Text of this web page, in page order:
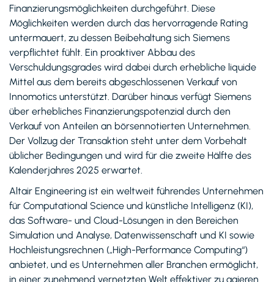
Finanzierungsmöglichkeiten durchgeführt. Diese
Möglichkeiten werden durch das hervorragende Rating
untermauert, zu dessen Beibehaltung sich Siemens
verpflichtet fühlt. Ein proaktiver Abbau des
Verschuldungsgrades wird dabei durch erhebliche liquide
Mittel aus dem bereits abgeschlossenen Verkauf von
Innomotics unterstützt. Darüber hinaus verfügt Siemens
über erhebliches Finanzierungspotenzial durch den
Verkauf von Anteilen an börsennotierten Unternehmen.
Der Vollzug der Transaktion steht unter dem Vorbehalt
üblicher Bedingungen und wird für die zweite Hälfte des
Kalenderjahres 2025 erwartet.
Altair Engineering ist ein weltweit führendes Unternehmen
für Computational Science und künstliche Intelligenz (KI),
das Software- und Cloud-Lösungen in den Bereichen
Simulation und Analyse, Datenwissenschaft und KI sowie
Hochleistungsrechnen („High-Performance Computing“)
anbietet, und es Unternehmen aller Branchen ermöglicht,
in einer zunehmend vernetzten Welt effektiver zu agieren